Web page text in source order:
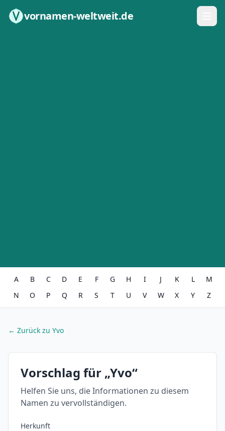
vornamen-weltweit.de
A B C D E F G H I J K L
M
N
O P Q R S T U V W X Y Z
← Zurück zu Yvo
Vorschlag für „Yvo“
Helfen Sie uns, die Informationen zu diesem
Namen zu vervollständigen.
Herkunft